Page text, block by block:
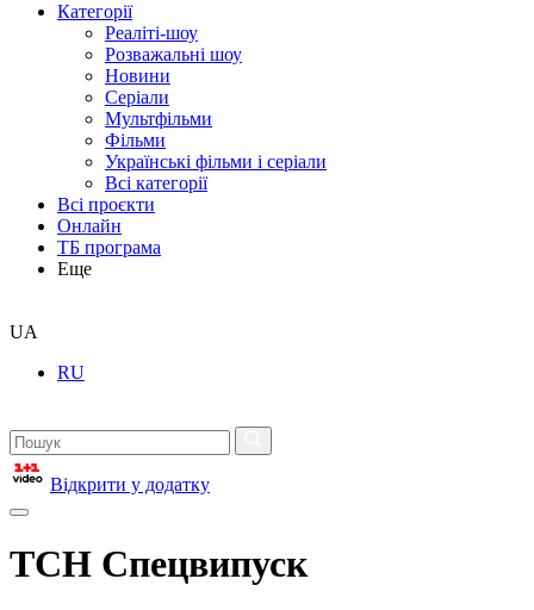
Категорії
Реаліті-шоу
Розважальні шоу
Новини
Серіали
Мультфільми
Фільми
Українські фільми і серіали
Всі категорії
Всі проєкти
Онлайн
ТБ програма
Еще
UA
RU
Відкрити у додатку
ТСН Спецвипуск